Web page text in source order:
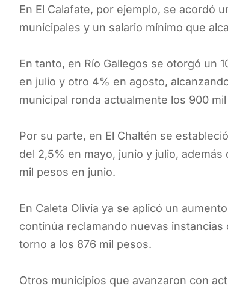
En El Calafate, por ejemplo, se acordó
municipales y un salario mínimo que
En tanto, en Río Gallegos se otorgó un
en julio y otro 4% en agosto,
municipal ronda actualmente los 900
Por su parte, en El Chaltén se
del 2,5% en mayo, junio y julio,
mil pesos en junio.
En Caleta Olivia ya se aplicó un
continúa reclamando nuevas
torno a los 876 mil pesos.
Otros municipios que avanzaron con